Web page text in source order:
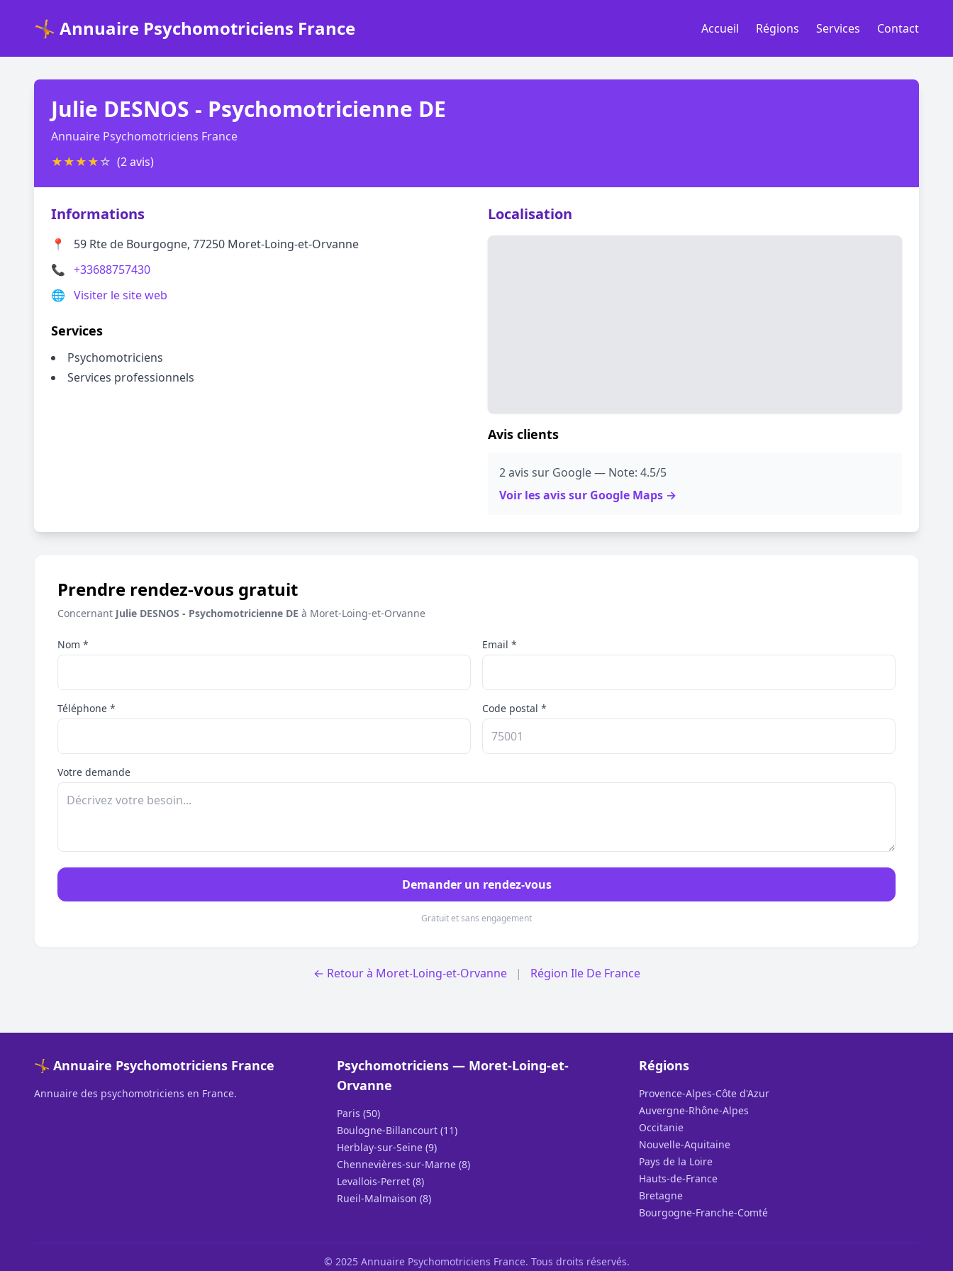
🤸 Annuaire Psychomotriciens France Accueil Régions Services Contact
Julie DESNOS - Psychomotricienne DE
Annuaire Psychomotriciens France
★★★★☆ (2 avis)
Informations
📍
59 Rte de Bourgogne, 77250 Moret-Loing-et-Orvanne
📞 +33688757430
🌐 Visiter le site web
Services
Psychomotriciens
Services professionnels
Localisation
Avis clients
2 avis sur Google — Note: 4.5/5
Voir les avis sur Google Maps →
Prendre rendez-vous gratuit
Concernant Julie DESNOS - Psychomotricienne DE à Moret-Loing-et-Orvanne
Nom * Email *
Téléphone * Code postal *
Votre demande
Demander un rendez-vous
Gratuit et sans engagement
← Retour à Moret-Loing-et-Orvanne | Région Ile De France
🤸 Annuaire Psychomotriciens France
Annuaire des psychomotriciens en France.
Psychomotriciens — Moret-Loing-et-
Orvanne
Paris (50)
Boulogne-Billancourt (11)
Herblay-sur-Seine (9)
Chennevières-sur-Marne (8)
Levallois-Perret (8)
Rueil-Malmaison (8)
Régions
Provence-Alpes-Côte d'Azur
Auvergne-Rhône-Alpes
Occitanie
Nouvelle-Aquitaine
Pays de la Loire
Hauts-de-France
Bretagne
Bourgogne-Franche-Comté
© 2025 Annuaire Psychomotriciens France. Tous droits réservés.